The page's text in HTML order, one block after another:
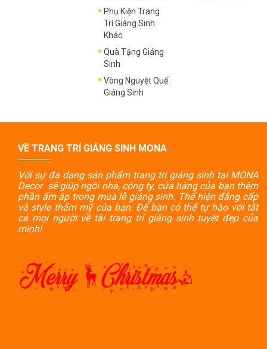
Phụ Kiện Trang
Trí Giáng Sinh
Khác
Quà Tặng Giáng
Sinh
Vòng Nguyệt Quế
Giáng Sinh
VỀ TRANG TRÍ GIÁNG SINH MONA
Với sự đa dạng sản phẩm trang trí giáng sinh tại MONA
Decor sẽ giúp ngôi nhà, công ty, cửa hàng của bạn thêm
phần ấm áp trong mùa lễ giáng sinh. Thể hiện đẳng cấp
và style thẩm mỹ của bạn. Để bạn có thể tự hào với tất
cả mọi người về tài trang trí giáng sinh tuyệt đẹp của
mình!